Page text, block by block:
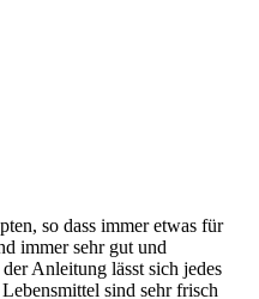
so dass immer etwas für
immer sehr gut und
Anleitung lässt sich jedes
sind sehr frisch